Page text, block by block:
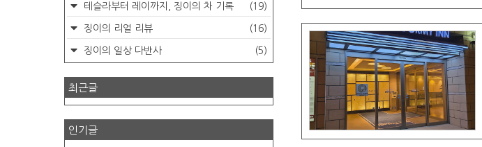
테슬라부터 레이까지, 징이의 차 기록 (19)
징이의 리얼 리뷰 (16)
징이의 일상 다반사 (5)
최근글
인기글